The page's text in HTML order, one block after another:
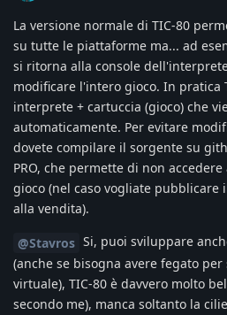
La versione normale di TIC-80
su tutte le piattaforme ma... ad
si ritorna alla console
modificare l'intero gioco. In pratica
interprete + cartuccia (gioco) che
automaticamente. Per evitare
dovete compilare il sorgente su
PRO, che permette di non
gioco (nel caso vogliate pubblicare
alla vendita).
@Stavros Si, puoi sviluppare
(anche se bisogna avere fegato
virtuale), TIC-80 è davvero molto
secondo me), manca soltanto la